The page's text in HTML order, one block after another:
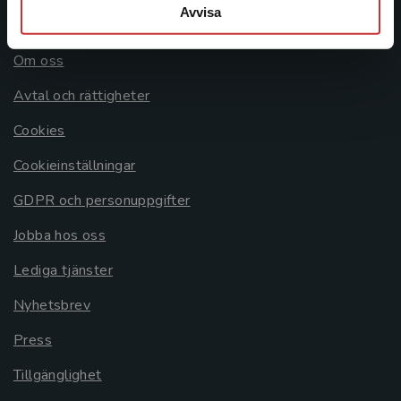
Avvisa
Om oss
Avtal och rättigheter
Cookies
Cookieinställningar
GDPR och personuppgifter
Jobba hos oss
Lediga tjänster
Nyhetsbrev
Press
Tillgänglighet